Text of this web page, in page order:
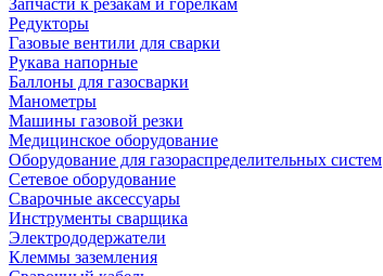
Запчасти к резакам и горелкам
Редукторы
Газовые вентили для сварки
Рукава напорные
Баллоны для газосварки
Манометры
Машины газовой резки
Медицинское оборудование
Оборудование для газораспределительных систем
Сетевое оборудование
Сварочные аксессуары
Инструменты сварщика
Электрододержатели
Клеммы заземления